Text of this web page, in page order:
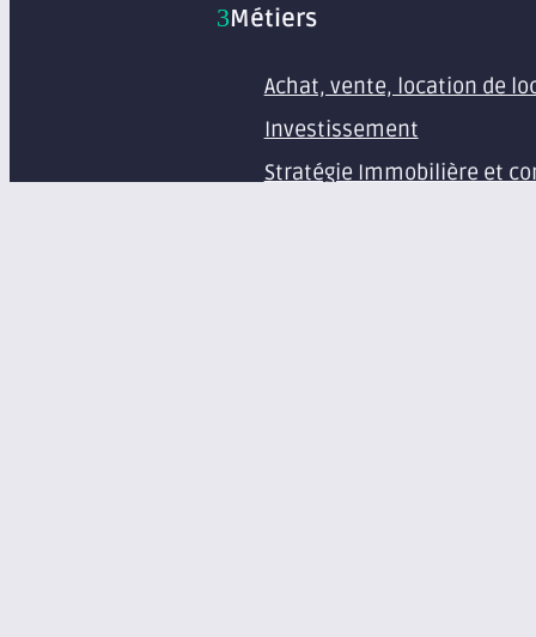
Métiers
Achat, vente, location de
Investissement
Stratégie Immobilière et